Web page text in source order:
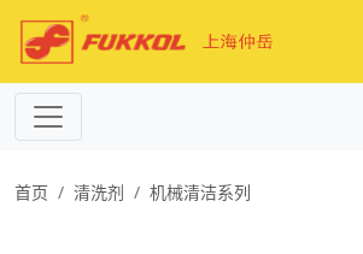
首页 清洗剂 机械清洁系列